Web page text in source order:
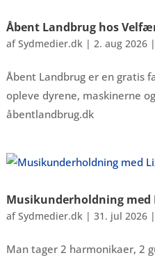
Åbent Landbrug hos
afSydmedier.dk| 2. aug 2026|
Åbent Landbrug er en gratis
opleve dyrene, maskinerne
åbentlandbrug.dk
Musikunderholdning med
afSydmedier.dk| 31. jul 2026|
Man tager 2 harmonikaer, 2